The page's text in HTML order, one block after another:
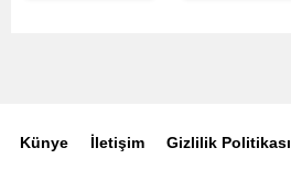
Künye İletişim Gizlilik Politikası